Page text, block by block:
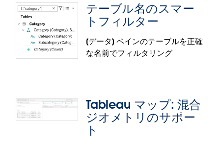
ダッシュボードエクスペリエンスを提供することが
できます。
イメージのエクスポート機能強化は、Tableau
Cloud で一般提供されます。
ルに対応することで、柔軟性の強化と統合のシンプ
ル化を図れます。Cloud 管理者は、SCIM 構成で認証
方法として OIDC をシームレスに選択できるように
なりました。
データモデル表示の強化
ゼーションのどのフィールドでどの表のデータが使
われているかを視覚的に見ることが可能です。たと
えばフィールドで複雑な計算が使用されている場
テーブル名のスマー
トフィルター
[データ] ペインのテーブルを正確
な名前でフィルタリング
Tableau マップ: 混合
ジオメトリのサポー
ト